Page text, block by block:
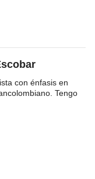
con énfasis en
Tengo